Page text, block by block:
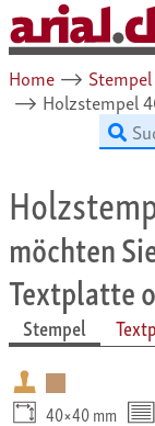
Home ⟶ Stempel
⟶ Holzstempel
möchten
Textplatte
Stempel
40×40 mm